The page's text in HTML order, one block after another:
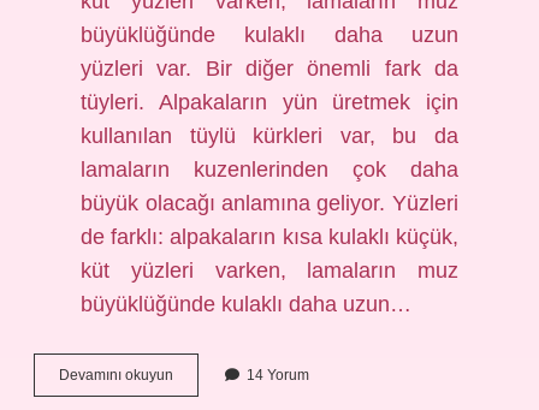
büyüklüğünde kulaklı daha uzun
yüzleri var. Bir diğer önemli fark da
tüyleri. Alpakaların yün üretmek için
kullanılan tüylü kürkleri var, bu da
lamaların kuzenlerinden çok daha
büyük olacağı anlamına geliyor. Yüzleri
de farklı: alpakaların kısa kulaklı küçük,
küt yüzleri varken, lamaların muz
büyüklüğünde kulaklı daha uzun…
Devamını okuyun
Hayvanı
14 Yorum